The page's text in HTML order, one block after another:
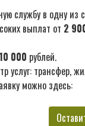
службу в одну
выплат от 2
000 рублей.
услуг: трансфер,
можно здесь: